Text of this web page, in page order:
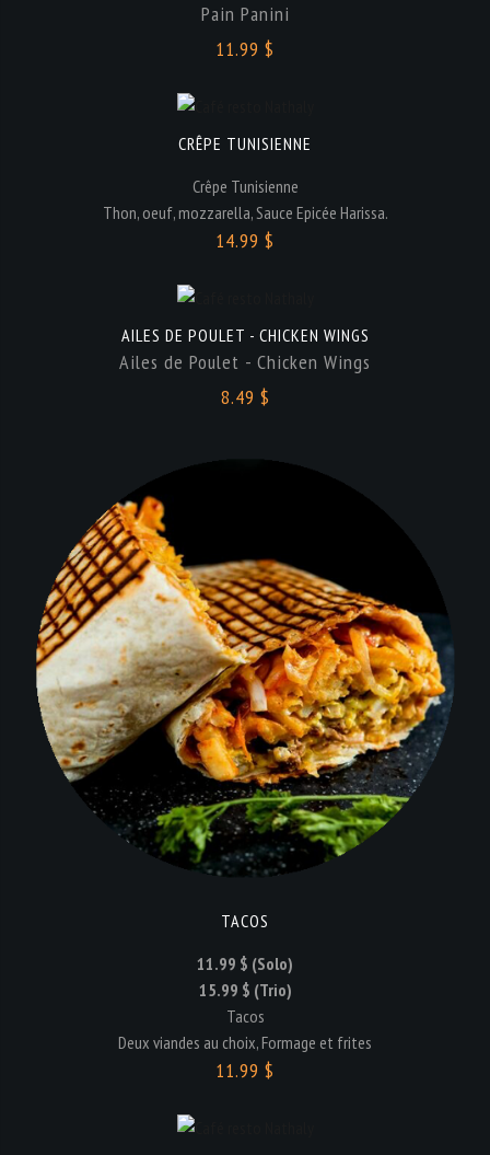
Pain Panini
11.99 $
CRÊPE TUNISIENNE
Crêpe Tunisienne
Thon, oeuf, mozzarella, Sauce Epicée Harissa.
14.99 $
AILES DE POULET - CHICKEN WINGS
Ailes de Poulet - Chicken Wings
8.49 $
TACOS
11.99 $ (Solo)
15.99 $ (Trio)
Tacos
Deux viandes au choix, Formage et frites
11.99 $